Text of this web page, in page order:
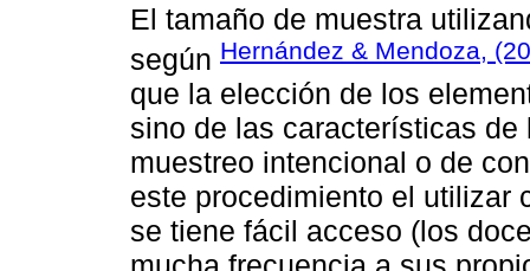
El tamaño de muestra
según Hernández & Mendoza,
que la elección de los
sino de las características de
muestreo intencional o de
este procedimiento el utilizar
se tiene fácil acceso (los